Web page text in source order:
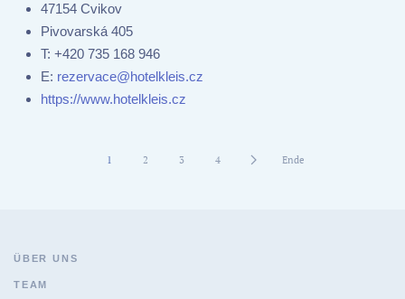
47154 Cvikov
Pivovarská 405
T: +420 735 168 946
E: rezervace@hotelkleis.cz
https://www.hotelkleis.cz
1 2 3 4 Ende
ÜBER UNS
TEAM